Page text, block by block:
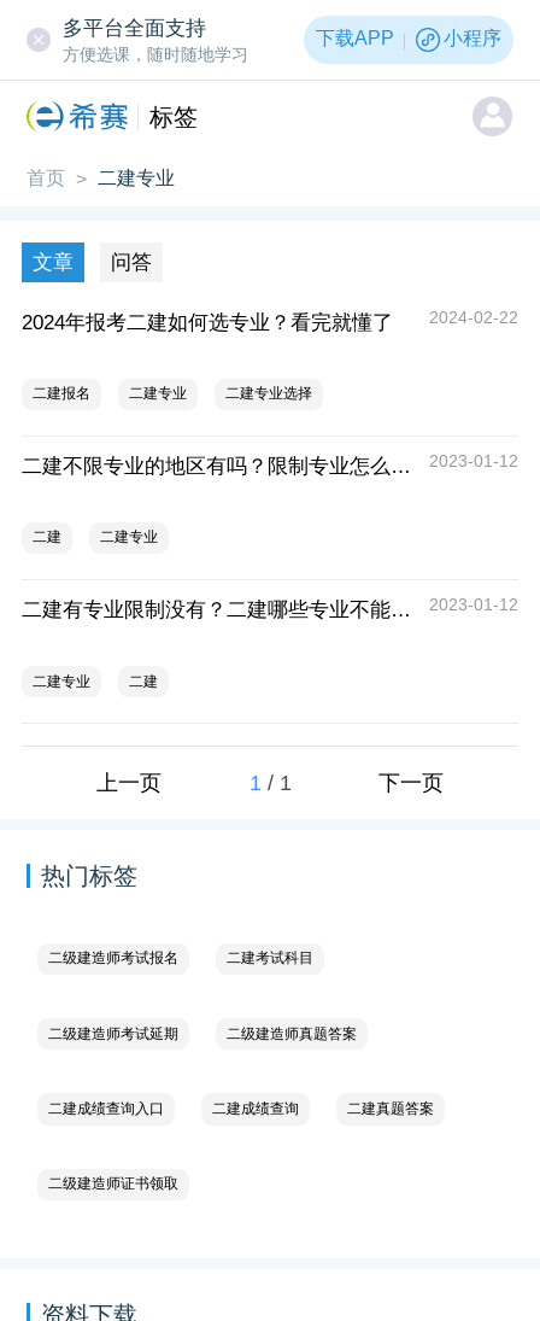
多平台全面支持
方便选课，随时随地学习
下载APP 小程序
标签
首页 > 二建专业
文章 问答
2024年报考二建如何选专业？看完就懂了 2024-02-22
二建报名 二建专业 二建专业选择
二建不限专业的地区有吗？限制专业怎么办？ 2023-01-12
二建 二建专业
二建有专业限制没有？二建哪些专业不能报考? 2023-01-12
二建专业 二建
上一页 1 / 1 下一页
热门标签
二级建造师考试报名 二建考试科目
二级建造师考试延期 二级建造师真题答案
二建成绩查询入口 二建成绩查询 二建真题答案
二级建造师证书领取
资料下载